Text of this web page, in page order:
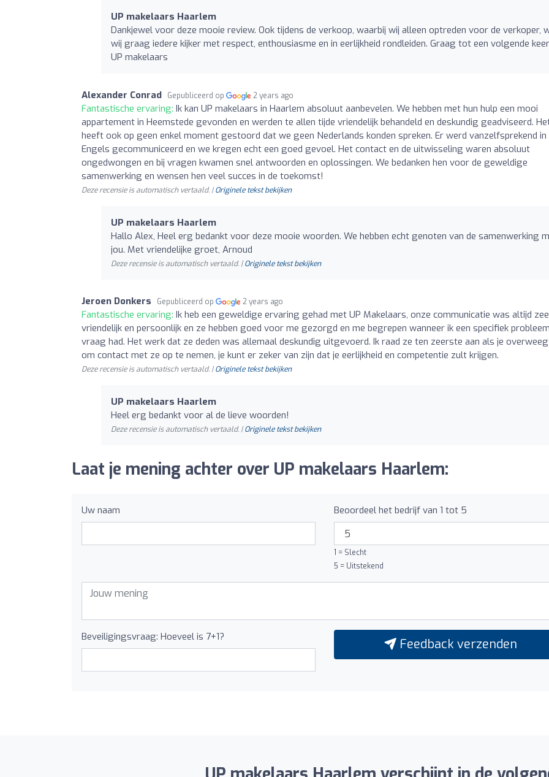
UP makelaars Haarlem
Dankjewel voor deze mooie review. Ook tijdens de verkoop, waarbij wij alleen optreden voor de verkoper,
wij graag iedere kijker met respect, enthousiasme en in eerlijkheid rondleiden. Graag tot een volgende
UP makelaars
Alexander Conrad Gepubliceerd op 2 years ago
Fantastische ervaring: Ik kan UP makelaars in Haarlem absoluut aanbevelen. We hebben met hun hulp een mooi
appartement in Heemstede gevonden en werden te allen tijde vriendelijk behandeld en deskundig geadviseerd.
heeft ook op geen enkel moment gestoord dat we geen Nederlands konden spreken. Er werd vanzelfsprekend
Engels gecommuniceerd en we kregen echt een goed gevoel. Het contact en de uitwisseling waren absoluut
ongedwongen en bij vragen kwamen snel antwoorden en oplossingen. We bedanken hen voor de geweldige
samenwerking en wensen hen veel succes in de toekomst!
Deze recensie is automatisch vertaald. |Originele tekst bekijken
UP makelaars Haarlem
Hallo Alex, Heel erg bedankt voor deze mooie woorden. We hebben echt genoten van de samenwerking
jou. Met vriendelijke groet, Arnoud
Deze recensie is automatisch vertaald. |Originele tekst bekijken
Jeroen Donkers Gepubliceerd op 2 years ago
Fantastische ervaring: Ik heb een geweldige ervaring gehad met UP Makelaars, onze communicatie was altijd
vriendelijk en persoonlijk en ze hebben goed voor me gezorgd en me begrepen wanneer ik een specifiek
vraag had. Het werk dat ze deden was allemaal deskundig uitgevoerd. Ik raad ze ten zeerste aan als je
om contact met ze op te nemen, je kunt er zeker van zijn dat je eerlijkheid en competentie zult krijgen.
Deze recensie is automatisch vertaald. |Originele tekst bekijken
UP makelaars Haarlem
Heel erg bedankt voor al de lieve woorden!
Deze recensie is automatisch vertaald. |Originele tekst bekijken
Laat je mening achter over UP makelaars Haarlem:
Uw naam Beoordeel het bedrijf van 1 tot 5
1 = Slecht
5 = Uitstekend
Beveiligingsvraag: Hoeveel is 7+1? Feedback verzenden